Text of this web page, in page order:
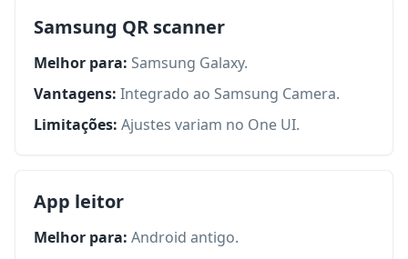
Samsung QR scanner
Melhor para: Samsung Galaxy.
Vantagens: Integrado ao Samsung Camera.
Limitações: Ajustes variam no One UI.
App leitor
Melhor para: Android antigo.